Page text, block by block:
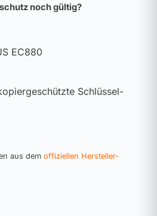
noch gültig?
EC880
Schlüssel-
aus dem offiziellen Hersteller-